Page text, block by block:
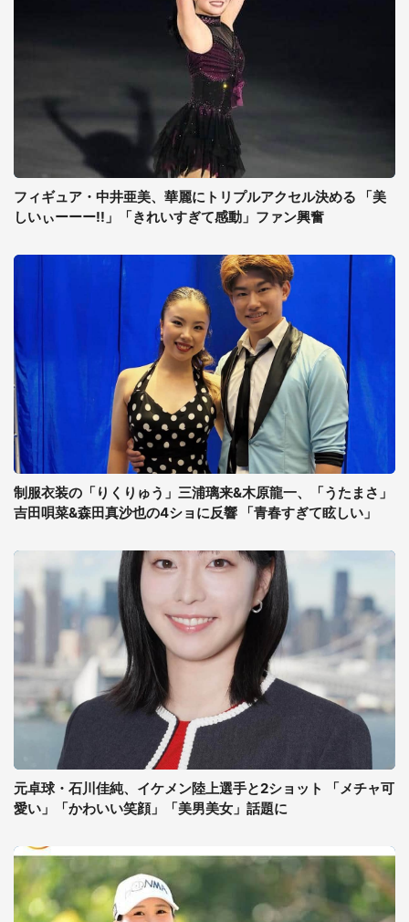
フィギュア・中井亜美、華麗にトリプルアクセル決める 「美
しいぃーーー!!」「きれいすぎて感動」ファン興奮
制服衣装の「りくりゅう」三浦璃来&木原龍一、「うたまさ」
吉田唄菜&森田真沙也の4ショに反響 「青春すぎて眩しい」
元卓球・石川佳純、イケメン陸上選手と2ショット 「メチャ可
愛い」「かわいい笑顔」「美男美女」話題に